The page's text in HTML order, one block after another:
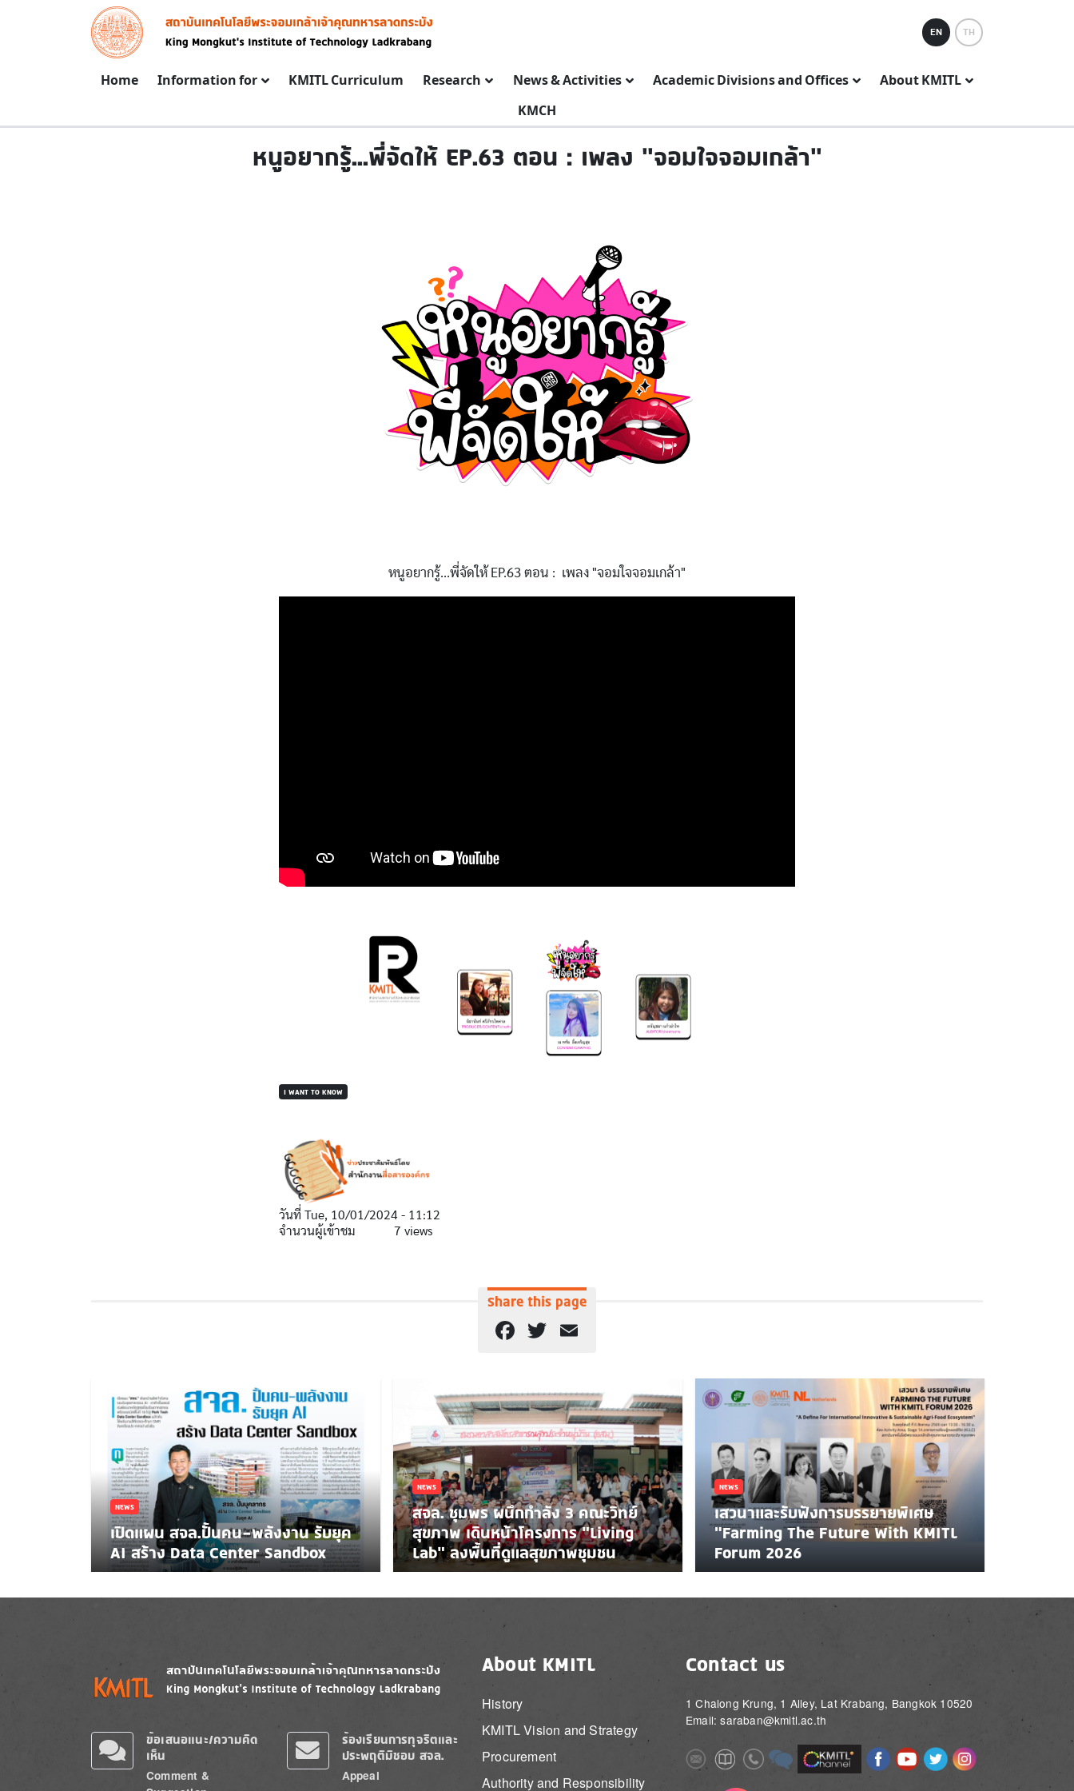
Skip to main content
Image
EN TH
Main navigation
Home Information for KMITL Curriculum Research News & Activities Academic Divisions and Offices
About KMITL
KMCH
หนูอยากรู้...พี่จัดให้ EP.63 ตอน : เพลง "จอมใจจอมเกล้า"
หนูอยากรู้...พี่จัดให้ EP.63 ตอน : เพลง "จอมใจจอมเกล้า"
I WANT TO KNOW
วันที่Tue, 10/01/2024 - 11:12
จำนวนผู้เข้าชม
7 views
Share this page
Facebook
Twitter
NEWS
เปิดแผน สจล.ปั้นคน-พลังงาน รับยุค
AI สร้าง Data Center Sandbox
NEWS
สจล. ชุมพร ผนึกกำลัง 3 คณะวิทย์
สุขภาพ เดินหน้าโครงการ “Living
Lab” ลงพื้นที่ดูแลสุขภาพชุมชน
NEWS
เสวนาและรับฟังการบรรยายพิเศษ
"Farming The Future With KMITL
Forum 2026
Image Image
ข้อเสนอแนะ/ความคิด
เห็น
Comment &
ร้องเรียนการทุจริตและ
ประพฤติมิชอบ สจล.
Appeal
About KMITL
History
KMITL Vision and Strategy
Procurement
Authority and Responsibility
Contact us
1 Chalong Krung, 1 Alley, Lat Krabang, Bangkok 10520
Email: saraban@kmitl.ac.th
ImageImageImageImage Image ImageImageImageImage